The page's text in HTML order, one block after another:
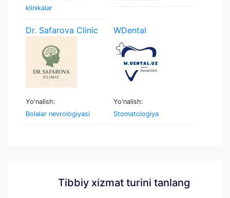
klinikalar
Dr. Safarova Clinic
Yo'nalish:
Bolalar nevrologiyasi
WDental
Yo'nalish:
Stomatologiya
Tibbiy xizmat turini tanlang